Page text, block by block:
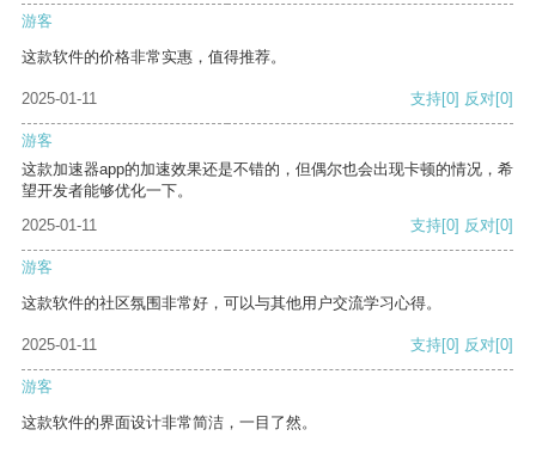
游客
这款软件的价格非常实惠，值得推荐。
2025-01-11 支持[0] 反对[0]
游客
这款加速器app的加速效果还是不错的，但偶尔也会出现卡顿的情况，希
望开发者能够优化一下。
2025-01-11
支持[0] 反对[0]
游客
这款软件的社区氛围非常好，可以与其他用户交流学习心得。
2025-01-11 支持[0] 反对[0]
游客
这款软件的界面设计非常简洁，一目了然。